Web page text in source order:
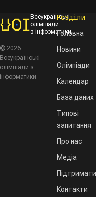
Всеукраїнські
олімпіади
з інформатики
© 2026
Всеукраїнські
олімпіади з
інформатики
Розділи
Головна
Новини
Олімпіади
Календар
База даних
Типові
запитання
Про нас
Медіа
Підтримати
Контакти